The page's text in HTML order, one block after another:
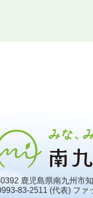
鹿児島県南九州市
83-2511 (代表) ファ